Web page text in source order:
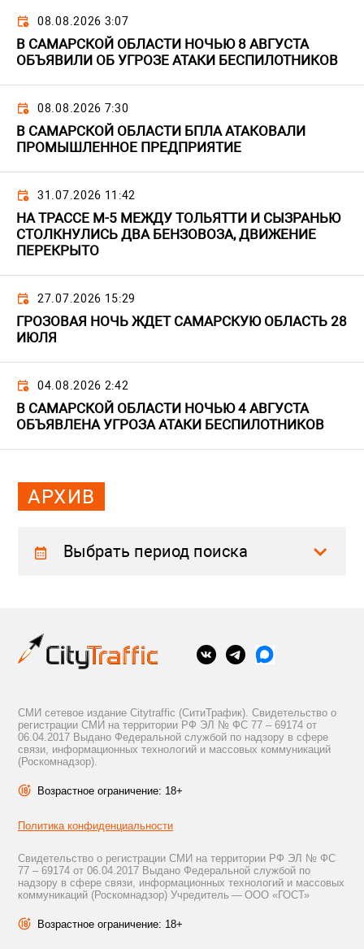
08.08.2026 3:07
В САМАРСКОЙ ОБЛАСТИ НОЧЬЮ 8 АВГУСТА
ОБЪЯВИЛИ ОБ УГРОЗЕ АТАКИ БЕСПИЛОТНИКОВ
08.08.2026 7:30
В САМАРСКОЙ ОБЛАСТИ БПЛА АТАКОВАЛИ
ПРОМЫШЛЕННОЕ ПРЕДПРИЯТИЕ
31.07.2026 11:42
НА ТРАССЕ М-5 МЕЖДУ ТОЛЬЯТТИ И СЫЗРАНЬЮ
СТОЛКНУЛИСЬ ДВА БЕНЗОВОЗА, ДВИЖЕНИЕ
ПЕРЕКРЫТО
27.07.2026 15:29
ГРОЗОВАЯ НОЧЬ ЖДЕТ САМАРСКУЮ ОБЛАСТЬ 28
ИЮЛЯ
04.08.2026 2:42
В САМАРСКОЙ ОБЛАСТИ НОЧЬЮ 4 АВГУСТА
ОБЪЯВЛЕНА УГРОЗА АТАКИ БЕСПИЛОТНИКОВ
АРХИВ
Выбрать период поиска
СМИ сетевое издание Citytraffic (СитиТрафик). Свидетельство о
регистрации СМИ на территории РФ ЭЛ № ФС 77 – 69174 от
06.04.2017 Выдано Федеральной службой по надзору в сфере
связи, информационных технологий и массовых коммуникаций
(Роскомнадзор).
Возрастное ограничение: 18+
Политика конфиденциальности
Свидетельство о регистрации СМИ на территории РФ ЭЛ № ФС
77 – 69174 от 06.04.2017 Выдано Федеральной службой по
надзору в сфере связи, информационных технологий и массовых
коммуникаций (Роскомнадзор) Учредитель — ООО «ГОСТ»
Возрастное ограничение: 18+